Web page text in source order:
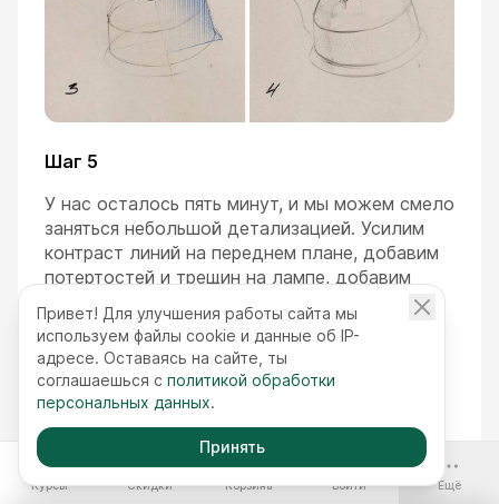
Шаг 5
У нас осталось пять минут, и мы можем смело
заняться небольшой детализацией. Усилим
контраст линий на переднем плане, добавим
потертостей и трещин на лампе, добавим
ближе к огню штрихи прижимайте плотнее
друг к другу, а дальше — рассеивайте.
Нарисуем эффект свечения: добавим линии,
стремящиеся к огню. Помните о ритме:
комбинируйте последовательность длинных,
средних и коротких линий. Так как лампа
светит во все стороны, как шарик, то
Курсы Скидки Корзина Войти Ещё
Привет! Для улучшения работы сайта мы
используем файлы cookie и данные об IP-
адресе. Оставаясь на сайте, ты
соглашаешься с политикой обработки
персональных данных.
Принять